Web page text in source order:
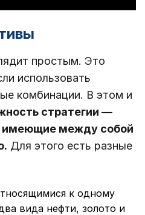
простым. Это
использовать
комбинации. В этом и
стратегии ―
имеющие между собой
Для этого есть разные
к одному
вида нефти, золото и